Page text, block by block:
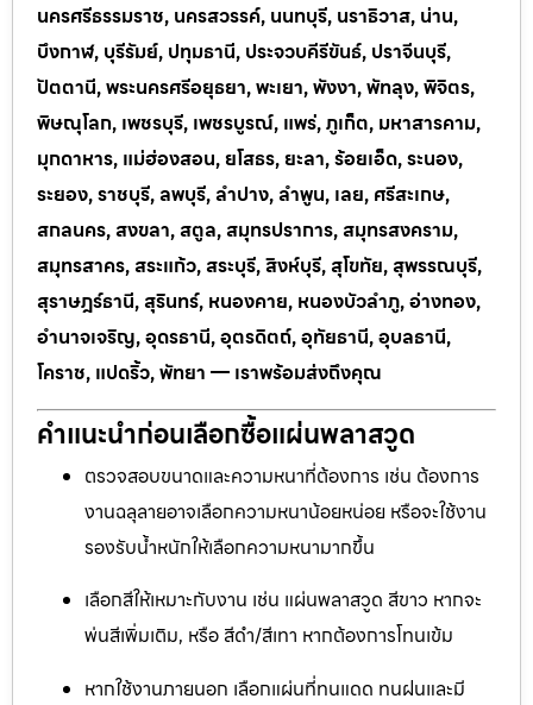
นครศรีธรรมราช, นครสวรรค์, นนทบุรี, นราธิวาส, น่าน,
บึงกาฬ, บุรีรัมย์, ปทุมธานี, ประจวบคีรีขันธ์, ปราจีนบุรี,
ปัตตานี, พระนครศรีอยุธยา, พะเยา, พังงา, พัทลุง, พิจิตร,
พิษณุโลก, เพชรบุรี, เพชรบูรณ์, แพร่, ภูเก็ต, มหาสารคาม,
มุกดาหาร, แม่ฮ่องสอน, ยโสธร, ยะลา, ร้อยเอ็ด, ระนอง,
ระยอง, ราชบุรี, ลพบุรี, ลำปาง, ลำพูน, เลย, ศรีสะเกษ,
สกลนคร, สงขลา, สตูล, สมุทรปราการ, สมุทรสงคราม,
สมุทรสาคร, สระแก้ว, สระบุรี, สิงห์บุรี, สุโขทัย, สุพรรณบุรี,
สุราษฎร์ธานี, สุรินทร์, หนองคาย, หนองบัวลำภู, อ่างทอง,
อำนาจเจริญ, อุดรธานี, อุตรดิตถ์, อุทัยธานี, อุบลธานี,
โคราช, แปดริ้ว, พัทยา — เราพร้อมส่งถึงคุณ
คำแนะนำก่อนเลือกซื้อแผ่นพลาสวูด
ตรวจสอบขนาดและความหนาที่ต้องการ เช่น ต้องการ
งานฉลุลายอาจเลือกความหนาน้อยหน่อย หรือจะใช้งาน
รองรับน้ำหนักให้เลือกความหนามากขึ้น
เลือกสีให้เหมาะกับงาน เช่น แผ่นพลาสวูด สีขาว หากจะ
พ่นสีเพิ่มเติม, หรือ สีดำ/สีเทา หากต้องการโทนเข้ม
หากใช้งานภายนอก เลือกแผ่นที่ทนแดด ทนฝนและมี